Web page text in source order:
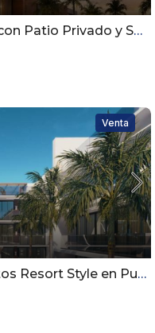
y Smart Home en Vistacana
Venta
Cana desde US$134,400 | Alta Rentabilidad